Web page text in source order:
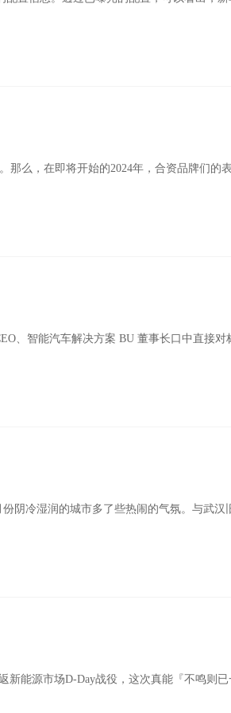
那么，在即将开始的2024年，合资品牌们的
、智能汽车解决方案 BU 董事长口中直接对
阴冷湿润的城市多了些热闹的气氛。与武汉
新能源市场D-Day战役，这次真能『不鸣则